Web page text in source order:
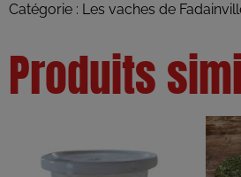
Catégorie : Les vaches de
Produits